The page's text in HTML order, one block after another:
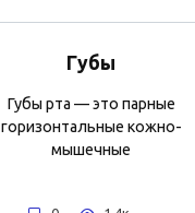
Губы
Губы рта — это парные
горизонтальные кожно-
мышечные